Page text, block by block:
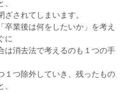
されてしまいます。
業後は何をしたいか」を考え
に
消去法で考えるのも１つの手
つ除外していき、残ったもの